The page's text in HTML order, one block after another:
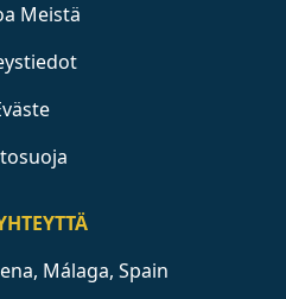
Meistä
Málaga, Spain